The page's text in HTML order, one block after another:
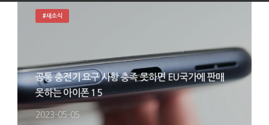
공통 충전기 요구 사항 충족 못하면 EU국가에 판매
못하는 아이폰 15
2023-05-05
#새소식